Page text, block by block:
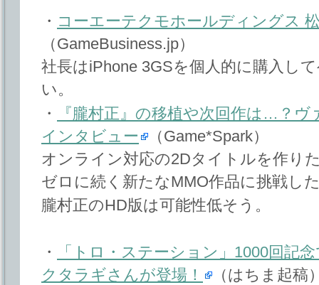
・ コーエーテクモホールディングス
（GameBusiness.jp）
社長はiPhone 3GSを個人的に購入し
い。
・
『朧村正』の移植や次回作は…？
インタビュー
（Game*Spark）
オンライン対応の2Dタイトルを作り
ゼロに続く新たなMMO作品に挑戦し
朧村正のHD版は可能性低そう。
・
「トロ・ステーション」1000回記
クタラギさんが登場！
（はちま起稿